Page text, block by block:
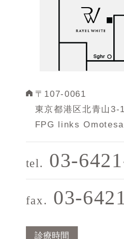
〒107-0061
東京都港区北青山3-
FPG links
tel. 03-
fax. 03-
診療時間